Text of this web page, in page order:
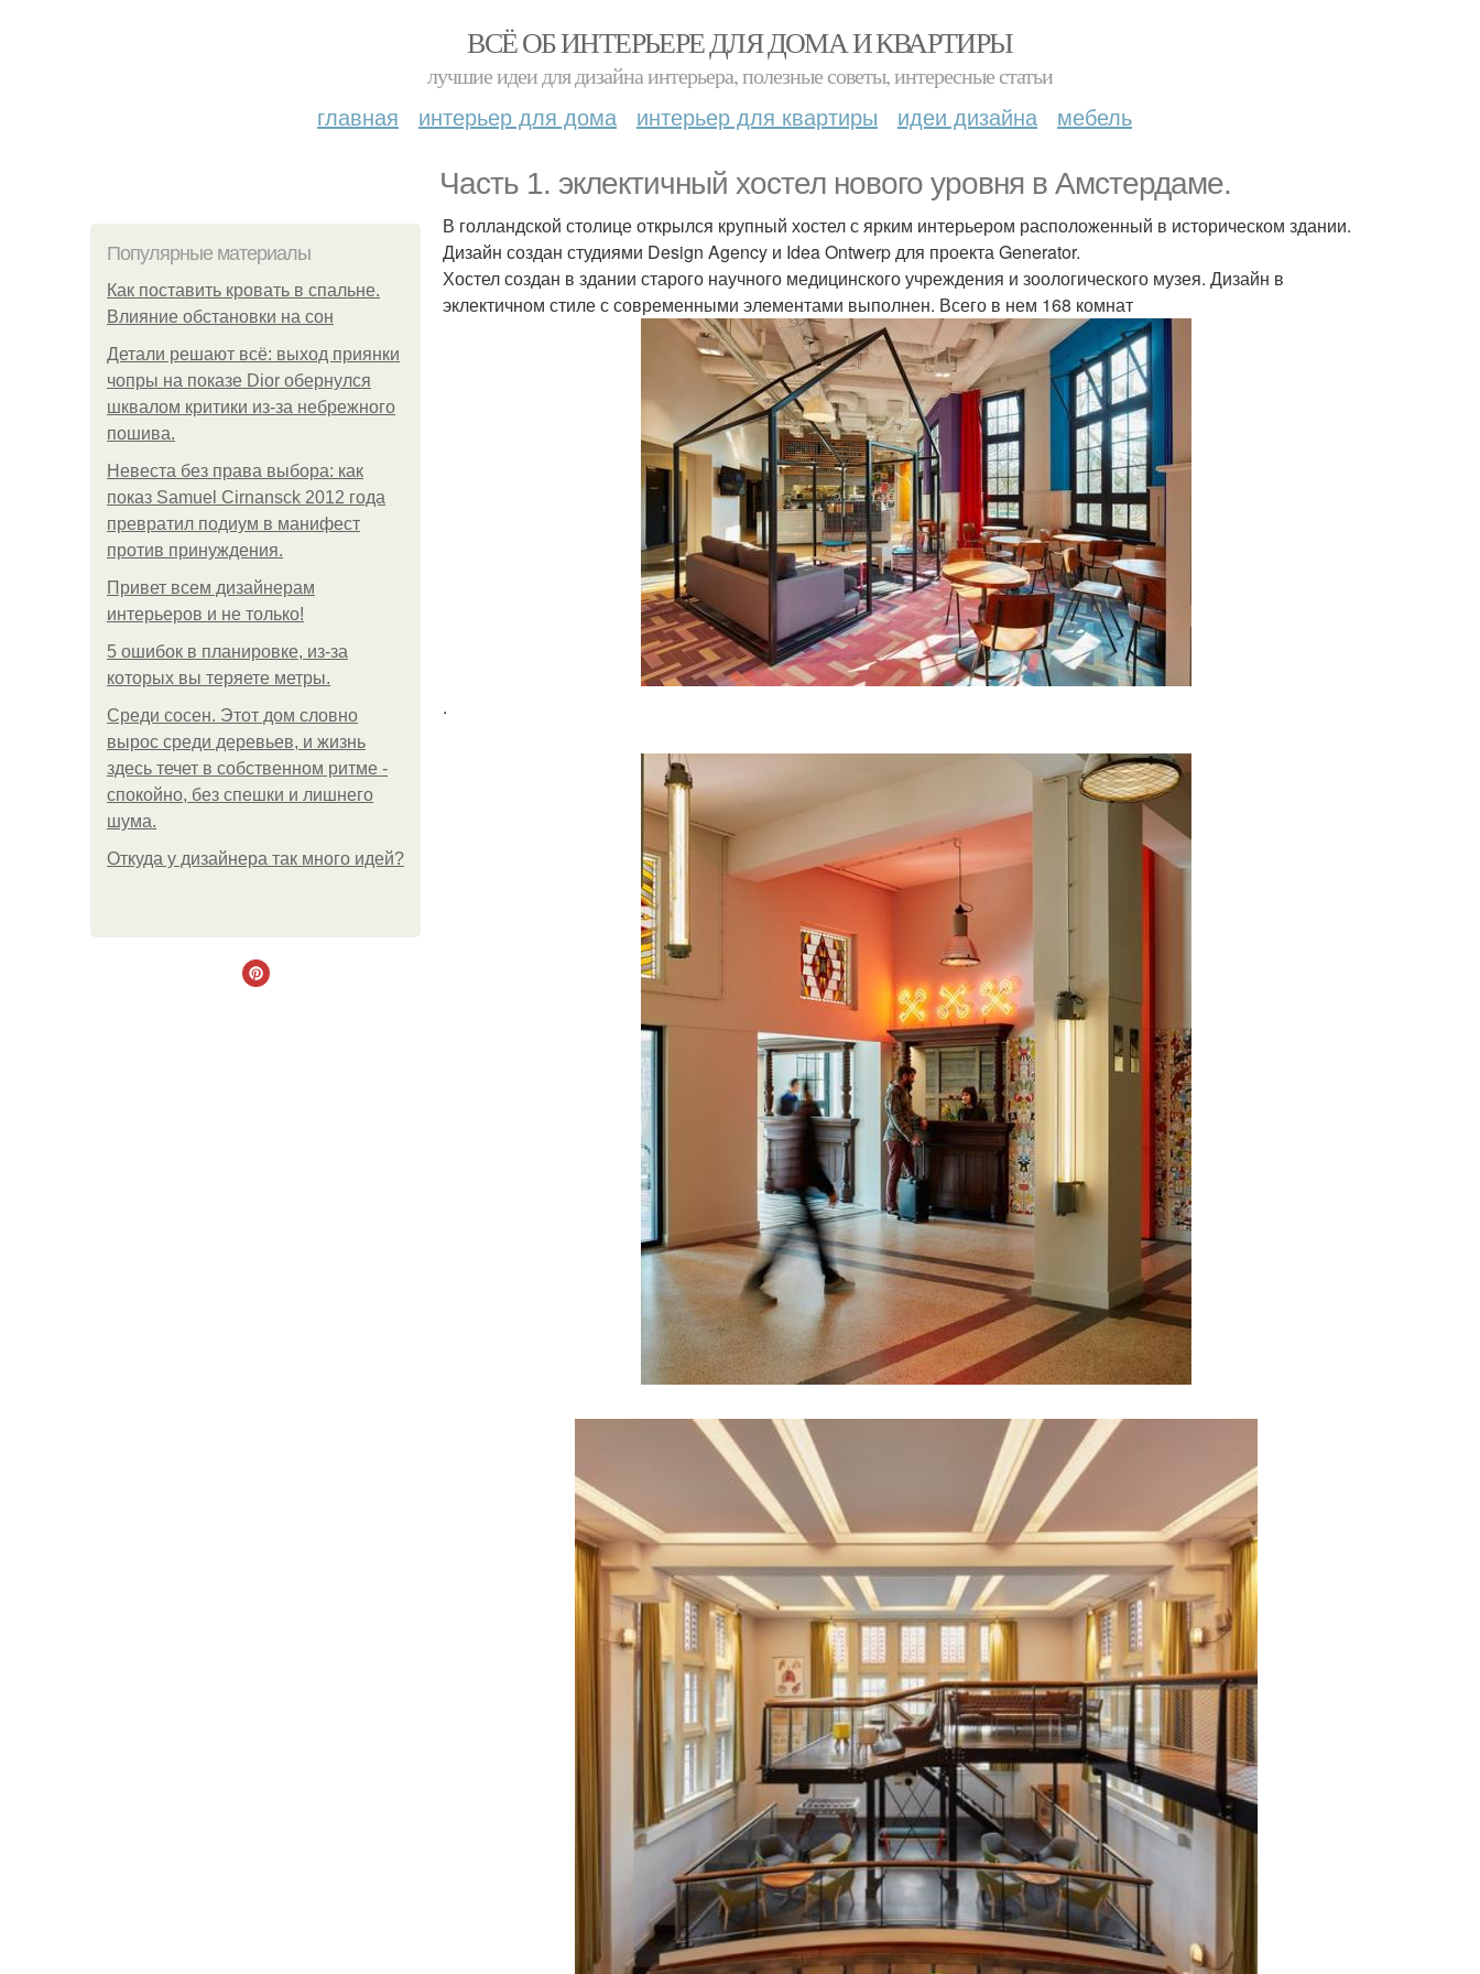
ВСЁ ОБ ИНТЕРЬЕРЕ ДЛЯ ДОМА И КВАРТИРЫ
лучшие идеи для дизайна интерьера, полезные советы, интересные статьи
главная интерьер для дома интерьер для квартиры идеи дизайна мебель
Часть 1. эклектичный хостел нового уровня в Амстердамe.
Популярные материалы
Как поставить кровать в спальне.
Влияние обстановки на сон
Детали решают всё: выход приянки
чопры на показе Dior обернулся
шквалом критики из-за небрежного
пошива.
Невеста без права выбора: как
показ Samuel Cirnansck 2012 года
превратил подиум в манифест
против принуждения.
Привет всем дизайнерам
интерьеров и не только!
5 ошибок в планировке, из-за
которых вы теряете метры.
Среди сосен. Этот дом словно
вырос среди деревьев, и жизнь
здесь течет в собственном ритме -
спокойно, без спешки и лишнего
шума.
Откуда у дизайнера так много идей?
В голландской столице открылся крупный хостел с ярким интерьером расположенный в историческом здании.
Дизайн создан студиями Design Agency и Idea Ontwerp для проекта Generator.
Хостел создан в здании старого научного медицинского учреждения и зоологического музея. Дизайн в
эклектичном стиле с современными элементами выполнен. Всего в нем 168 комнат
.